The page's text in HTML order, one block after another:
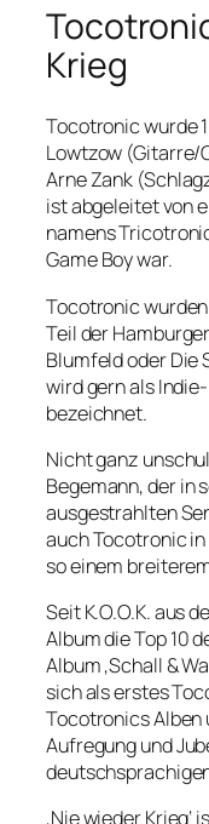
Krieg
Tocotronic wurde
Lowtzow (Gitarre/
Arne Zank
ist abgeleitet von
namens
Game Boy war.
Tocotronic
Teil der
Blumfeld oder Die
wird gern als
bezeichnet.
Nicht ganz
Begemann, der in
ausgestrahlten
auch Tocotronic
so einem
Seit K.O.O.K. aus
Album die Top 10
Album ‚Schall &
sich als erstes
Tocotronics Alben
Aufregung und
‚Nie wieder